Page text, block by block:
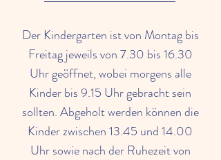
Der Kindergarten ist von Montag bis
Freitag jeweils von 7.30 bis 16.30
Uhr geöffnet, wobei morgens alle
Kinder bis 9.15 Uhr gebracht sein
sollten. Abgeholt werden können die
Kinder zwischen 13.45 und 14.00
Uhr sowie nach der Ruhezeit von